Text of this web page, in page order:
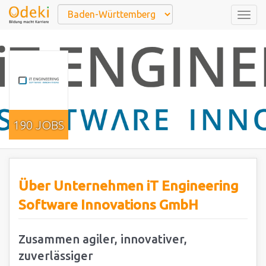
190 JOBS
Über Unternehmen iT Engineering
Software Innovations GmbH
Zusammen agiler, innovativer,
zuverlässiger